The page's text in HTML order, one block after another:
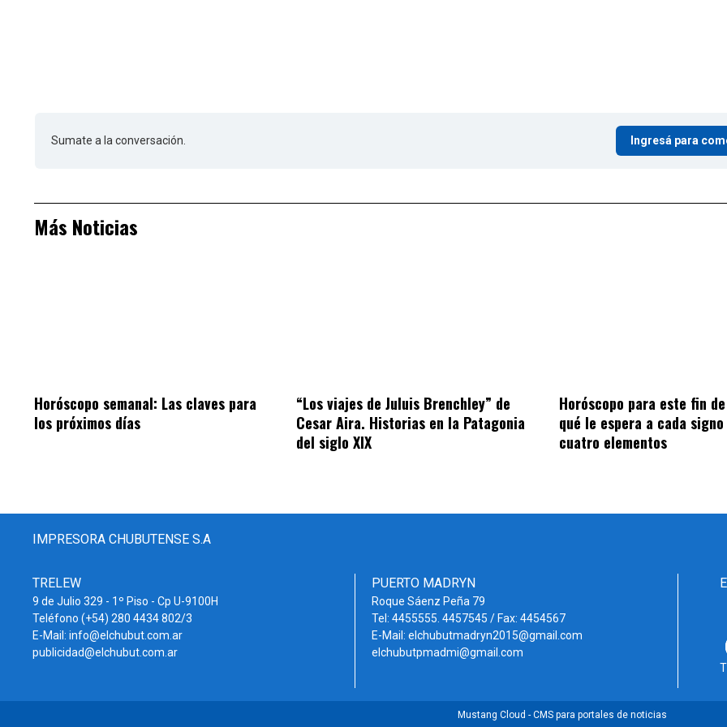
Sumate a la conversación. Ingresá para
Más Noticias
Horóscopo semanal: Las claves para
los próximos días
“Los viajes de Juluis Brenchley” de
Cesar Aira. Historias en la Patagonia
del siglo XIX
Horóscopo para este fin
qué le espera a cada
cuatro elementos
IMPRESORA CHUBUTENSE S.A
TRELEW
9 de Julio 329 - 1º Piso - Cp U-9100H
Teléfono (+54) 280 4434 802/3
E-Mail: info@elchubut.com.ar
publicidad@elchubut.com.ar
PUERTO MADRYN
Roque Sáenz Peña 79
Tel: 4455555. 4457545 / Fax: 4454567
E-Mail: elchubutmadryn2015@gmail.com
elchubutpmadmi@gmail.com
Mustang Cloud - CMS para portales de noticias